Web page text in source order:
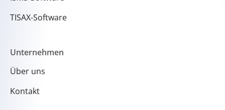
TISAX-Software
Unternehmen
Über uns
Kontakt